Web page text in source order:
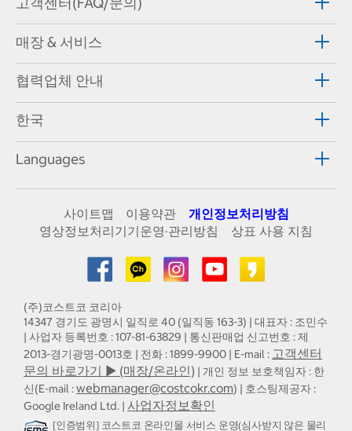
매장 & 서비스
협력업체 안내
한국
Languages
사이트맵 이용약관
개인정보처리방침
영상정보처리기기운영·관리방침
상표 사용 지침
(주)코스트코 코리아
14347 경기도 광명시 일직로 40 (일직동 163-3) | 대표자 : 조민수
| 사업자 등록번호 : 107-81-63829 | 통신판매업 신고번호 : 제
2013-경기광명-0013호 | 전화 : 1899-9900 | E-mail : 고객센터
문의 바로가기 ▶ (매장/온라인) | 개인 정보 보호책임자 : 한
신(E-mail :webmanager@costcokr.com) | 호스팅제공자 :
Google Ireland Ltd. | 사업자정보확인
[인증범위] 코스트코 온라인몰 서비스 운영(심사받지 않은 물리